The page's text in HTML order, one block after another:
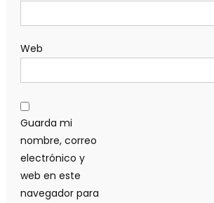
Web
Guarda mi
nombre, correo
electrónico y
web en este
navegador para